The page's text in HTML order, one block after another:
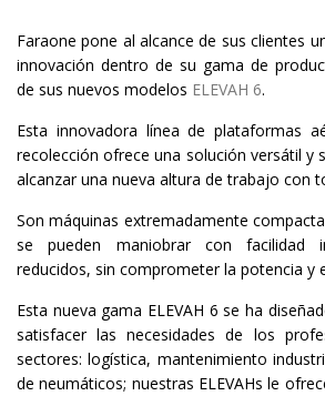
Faraone pone al alcance de sus clientes
innovación dentro de su gama de
de sus nuevos modelos ELEVAH 6.
Esta innovadora línea de plataformas
recolección ofrece una solución versátil y
alcanzar una nueva altura de trabajo con
Son máquinas extremadamente
se pueden maniobrar con facilidad
reducidos, sin comprometer la potencia y
Esta nueva gama ELEVAH 6 se ha
satisfacer las necesidades de los
sectores: logística, mantenimiento
de neumáticos; nuestras ELEVAHs le